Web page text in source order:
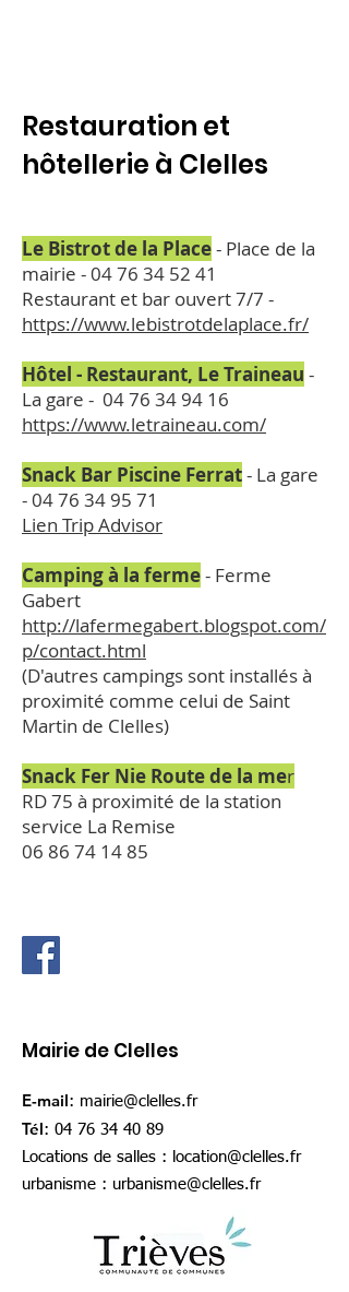
Restauration et
hôtellerie à Clelles
Le Bistrot de la Place- Place de la
mairie -04 76 34 52 41
Restaurant et bar ouvert 7/7 -
https://www.lebistrotdelaplace.fr/
Hôtel - Restaurant, Le Traineau -
La gare - 04 76 34 94 16
https://www.letraineau.com/
Snack Bar Piscine Ferrat- La gare
-04 76 34 95 71
Lien Trip Advisor
Camping à la ferme- Ferme
Gabert
http://lafermegabert.blogspot.com/
p/contact.html
(D'autres campings sont installés à
proximité comme celui de Saint
Martin de Clelles)
Snack Fer Nie Route de la mer
RD 75 à proximité de la station
service La Remise
06 86 74 14 85
Mairie de Clelles
E-mail: mairie@clelles.fr
Tél: 04 76 34 40 89
Locations de salles : location@clelles.fr
urbanisme : urbanisme@clelles.fr